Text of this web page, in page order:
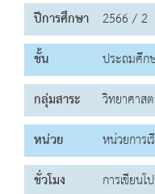
ปีการศึกษา 2566 / 2
ชั้น
ประถมศึก
กลุ่มสาระ
วิทยาศาส
หน่วย
หน่วยการ
ชั่วโมง
การเขียนโ